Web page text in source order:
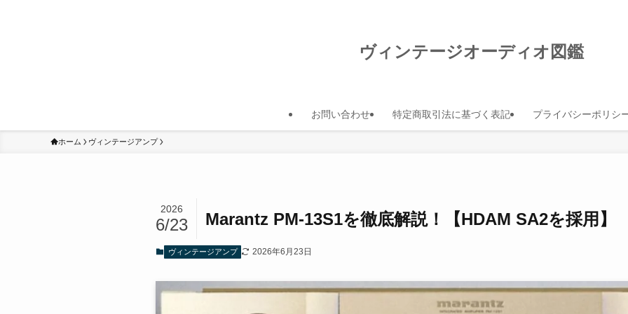
ヴィンテージオーディオ図鑑
お問い合わせ 特定商取引法に基づく表記 プライバシーポリシ
ホーム ヴィンテージアンプ
Marantz PM-13S1を徹底解説！【HDAM SA2を採用】
2026
6/23
ヴィンテージアンプ 2026年6月23日